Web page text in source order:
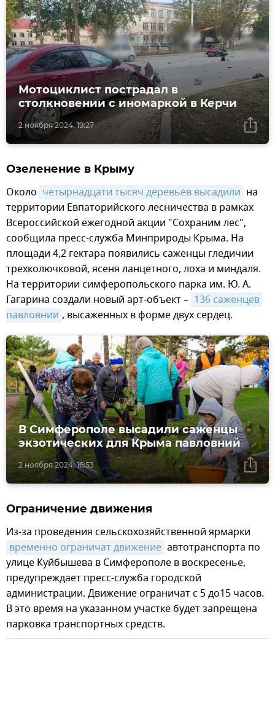
2 ноября 2024, 19:27
Мотоциклист пострадал в
столкновении с иномаркой в Керчи
Озеленение в Крыму
Около четырнадцати тысяч деревьев высадили на
территории Евпаторийского лесничества в рамках
Всероссийской ежегодной акции "Сохраним лес",
сообщила пресс-служба Минприроды Крыма. На
площади 4,2 гектара появились саженцы гледичии
трехколючковой, ясеня ланцетного, лоха и миндаля.
На территории симферопольского парка им. Ю. А.
Гагарина создали новый арт-объект – 136 саженцев
павловнии , высаженных в форме двух сердец.
2 ноября 2024, 16:53
В Симферополе высадили саженцы
экзотических для Крыма павловний
Ограничение движения
Из-за проведения сельскохозяйственной ярмарки
временно ограничат движение автотранспорта по
улице Куйбышева в Симферополе в воскресенье,
предупреждает пресс-служба городской
администрации. Движение ограничат с 5 до15 часов.
В это время на указанном участке будет запрещена
парковка транспортных средств.